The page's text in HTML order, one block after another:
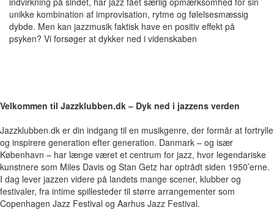
unikke kombination af improvisation, rytme og følelsesmæssig
dybde. Men kan jazzmusik faktisk have en positiv effekt på
psyken? Vi forsøger at dykker ned i videnskaben
Velkommen til Jazzklubben.dk – Dyk ned i jazzens verden
Jazzklubben.dk er din indgang til en musikgenre, der formår at fortrylle
og inspirere generation efter generation. Danmark – og især
København – har længe været et centrum for jazz, hvor legendariske
kunstnere som Miles Davis og Stan Getz har optrådt siden 1950’erne.
I dag lever jazzen videre på landets mange scener, klubber og
festivaler, fra intime spillesteder til større arrangementer som
Copenhagen Jazz Festival og Aarhus Jazz Festival.